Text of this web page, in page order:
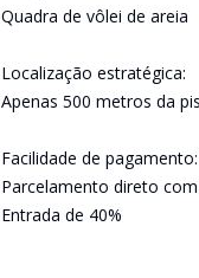
Quadra de vôlei de areia
Localização estratégica:
Apenas 500 metros da
Facilidade de pagamento:
Parcelamento direto
Entrada de 40%